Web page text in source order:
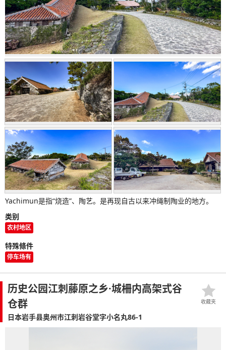
Yachimun是指“烧造”、陶艺。是再现自古以来冲绳制陶业的地方。
类别
农村地区
特殊條件
停车场有
历史公园江刺藤原之乡·城柵内高架式谷
仓群
日本岩手县奥州市江刺岩谷堂字小名丸86-1
收藏夹